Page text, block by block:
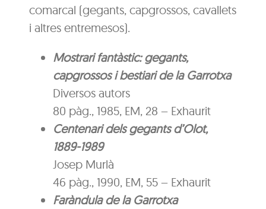
comarcal (gegants, capgrossos, cavallets
i altres entremesos).
Mostrari fantàstic: gegants,
capgrossos i bestiari de la Garrotxa
Diversos autors
80 pàg., 1985, EM, 28 – Exhaurit
Centenari dels gegants d’Olot,
1889-1989
Josep Murlà
46 pàg., 1990, EM, 55 – Exhaurit
Faràndula de la Garrotxa